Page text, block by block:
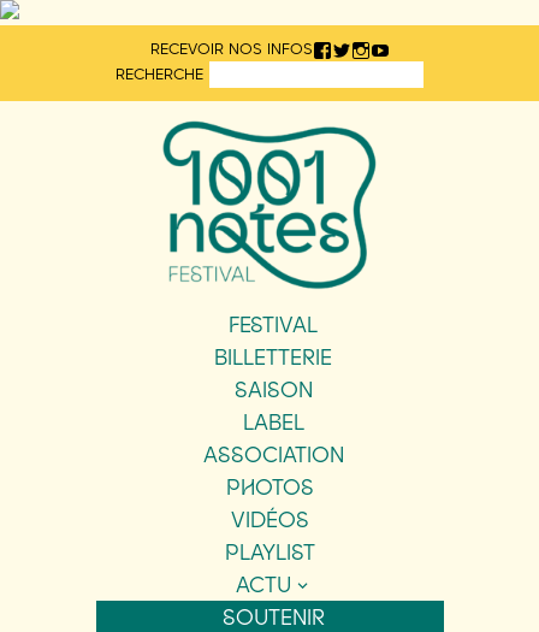
RECEVOIR NOS INFOS
RECHERCHE
FESTIVAL
BILLETTERIE
SAISON
LABEL
ASSOCIATION
PHOTOS
VIDÉOS
PLAYLIST
ACTU
SOUTENIR